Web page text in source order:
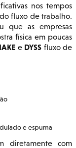
nos tempos
fluxo de trabalho.
que as empresas
física em poucas
e DYSS fluxo de
e espuma
diretamente com